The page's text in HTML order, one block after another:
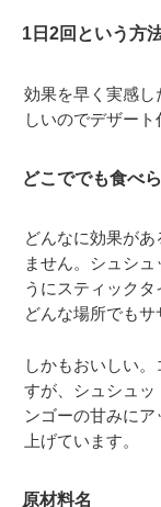
1日2回という方
効果を早く実感
しいのでデザート
どこででも食べ
どんなに効果が
ません。シュシ
うにスティック
どんな場所でもサ
しかもおいしい
すが、シュシュ
ンゴーの甘みに
上げています。
原材料名